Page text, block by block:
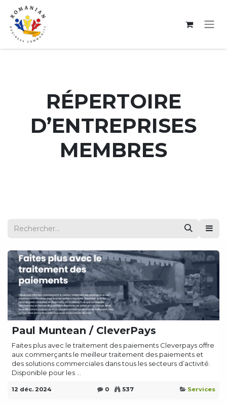
Se rendre au contenu
RÉPERTOIRE
D’ENTREPRISES
MEMBRES
Paul Muntean / CleverPays
Faites plus avec le traitement des paiements Cleverpays offre
aux commerçants le meilleur traitement des paiements et
des solutions commerciales dans tous les secteurs d’activité.
Disponible pour les ...
12 déc. 2024 0 537 Services